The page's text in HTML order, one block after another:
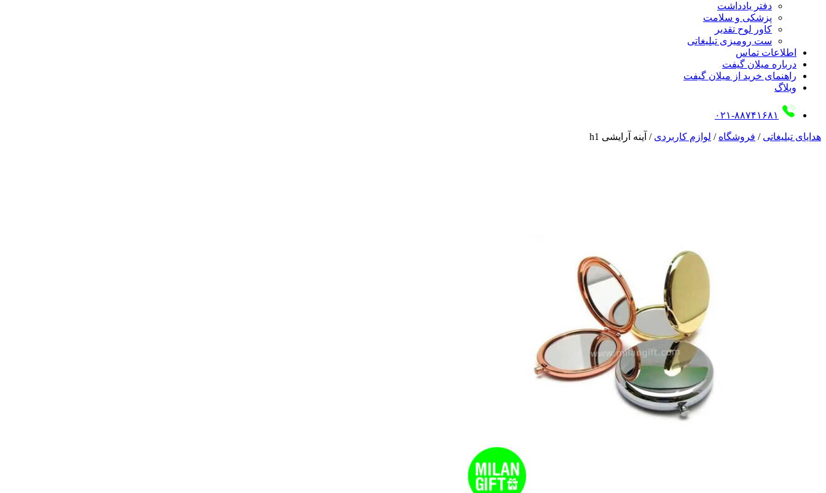
دفتر یادداشت
پزشکی و سلامت
کاور لوح تقدیر
ست رومیزی تبلیغاتی
اطلاعات تماس
درباره میلان گیفت
راهنمای خرید از میلان گیفت
وبلاگ
۰۲۱-۸۸۷۴۱۶۸۱
هدایای تبلیغاتی / فروشگاه / لوازم کاربردی / آینه آرایشی h1